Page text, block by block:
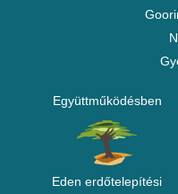
Együttműködésben
Eden erdőtelepítési